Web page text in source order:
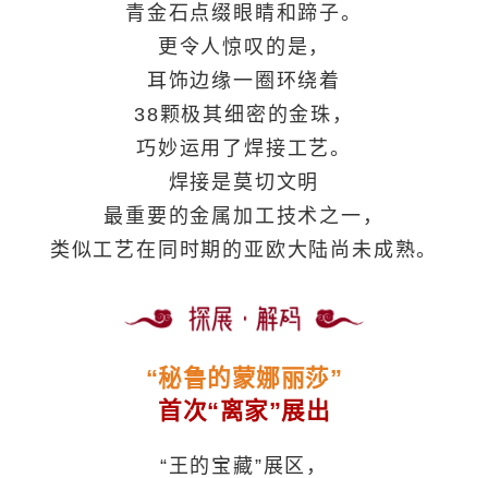
青金石点缀眼睛和蹄子。
更令人惊叹的是，
耳饰边缘一圈环绕着
38颗极其细密的金珠，
巧妙运用了焊接工艺。
焊接是莫切文明
最重要的金属加工技术之一，
类似工艺在同时期的亚欧大陆尚未成熟。
“秘鲁的蒙娜丽莎”
首次“离家”展出
“王的宝藏”展区，